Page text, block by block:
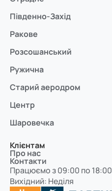
Південно-Захід
Ракове
Розсошанський
Ружична
Старий аеродром
Центр
Шаровечка
Клієнтам
Про нас
Контакти
Працюємо з 09:00 по 18:00
Вихідний: Неділя